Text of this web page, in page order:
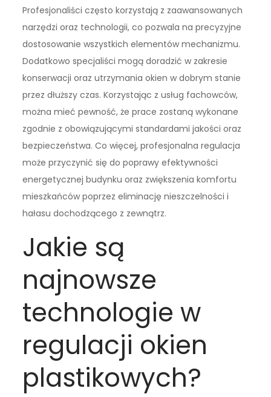
Profesjonaliści często korzystają z zaawansowanych
narzędzi oraz technologii, co pozwala na precyzyjne
dostosowanie wszystkich elementów mechanizmu.
Dodatkowo specjaliści mogą doradzić w zakresie
konserwacji oraz utrzymania okien w dobrym stanie
przez dłuższy czas. Korzystając z usług fachowców,
można mieć pewność, że prace zostaną wykonane
zgodnie z obowiązującymi standardami jakości oraz
bezpieczeństwa. Co więcej, profesjonalna regulacja
może przyczynić się do poprawy efektywności
energetycznej budynku oraz zwiększenia komfortu
mieszkańców poprzez eliminację nieszczelności i
hałasu dochodzącego z zewnątrz.
Jakie są
najnowsze
technologie w
regulacji okien
plastikowych?